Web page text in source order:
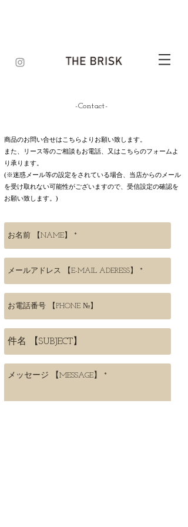
-Contact-
商品のお問い合せはこちらよりお願い致します。​
​また、リース等のご相談もお電話、又はこちらのフォームよ
り承ります。
​(※迷惑メール等の設定をされている場合、当店からのメール
を受け取れない可能性がございますので、受信設定の確認を
お願い致します。)